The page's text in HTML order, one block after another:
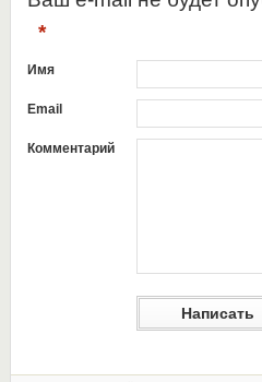
*
Имя
Email
Комментарий